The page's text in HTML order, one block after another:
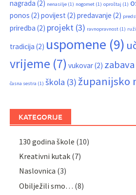
nagrada (2) nenasilje (1) nogomet (1) oproštaj (1)
ponos (2) povijest (2) predavanje (2)
priredba (2) projekt (3) ravnopravnost (1)
tradicija (2) uspomene (9)
vrijeme (7) vukovar(2) zabava
časna sestra (1) škola (3) županijsko
KATEGORIJE
130 godina škole (10)
Kreativni kutak (7)
Naslovnica (3)
Obilježili smo… (8)